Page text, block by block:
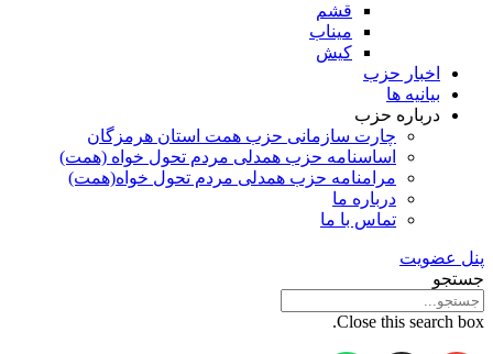
قشم
میناب
کیش
اخبار حزب
بیانیه ها
درباره حزب
چارت سازمانی حزب همت استان هرمزگان
اساسنامه حزب همدلی مردم تحول خواه (همت)
مرامنامه حزب همدلی مردم تحول خواه(همت)
درباره ما
تماس با ما
پنل عضویت
جستجو
Close this search box.